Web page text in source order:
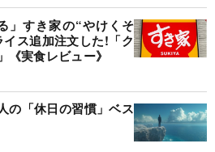
」すき家の“やけくそ
ス追加注文した!「ク
《実食レビュー》
の「休日の習慣」ベス